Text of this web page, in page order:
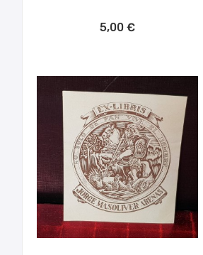
5,00 €